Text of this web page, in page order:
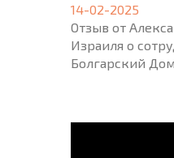
14-02-2025
Отзыв от
Израиля о
Болгарский Дом